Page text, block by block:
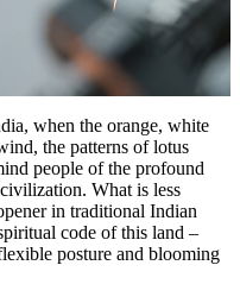
when the orange, white
the patterns of lotus
people of the profound
What is less
in traditional Indian
code of this land –
posture and blooming